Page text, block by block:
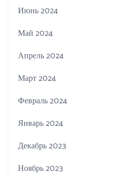
Июнь 2024
Май 2024
Апрель 2024
Март 2024
Февраль 2024
Январь 2024
Декабрь 2023
Ноябрь 2023